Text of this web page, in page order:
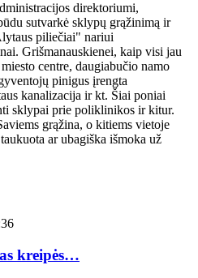
direktoriumi,
sutvarkė sklypų grąžinimą ir
piliečiai" nariui
Grišmanauskienei, kaip visi jau
centre, daugiabučio namo
pinigus įrengta
kanalizacija ir kt. Šiai poniai
sklypai prie poliklinikos ir kitur.
grąžina, o kitiems vietoje
ar ubagiška išmoka už
kreipės…